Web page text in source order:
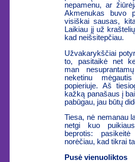
nepamenu, ar
Akmenukas buvo
visiškai sausas,
Laikiau jį už
kad neišsitepčiau.
Užvakarykščiai
to, pasitaikė net
man
neketinu
popieriuje. Aš
kažką panašaus į
pabūgau, jau būtų
Tiesa, nė nemanau
netgi kuo
beprotis:
norėčiau, kad tikrai
Pusė vienuoliktos